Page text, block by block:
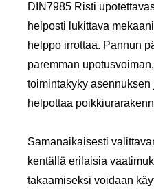
DIN7985 Risti
helposti lukittava
helppo irrottaa. Pannun
paremman
toimintakyky
helpottaa
Samanaikaisesti
kentällä erilaisia
takaamiseksi voidaan